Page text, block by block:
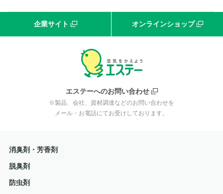
企業サイト オンラインショップ
エステーへのお問い合わせ
※製品、会社、資材調達などのお問い合わせを
メール・お電話にてお受けしております。
消臭剤・芳香剤
脱臭剤
防虫剤